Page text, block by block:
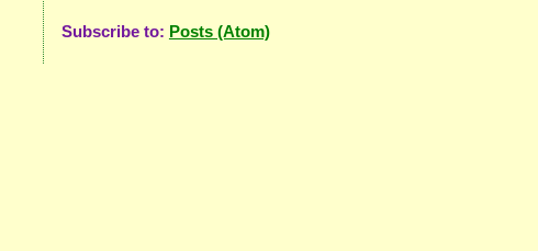
Subscribe to: Posts (Atom)